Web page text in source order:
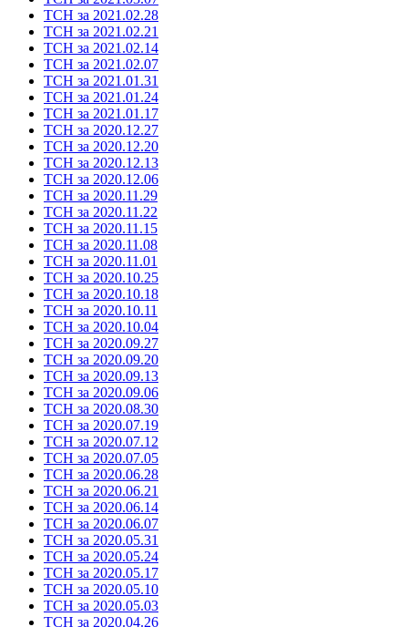
ТСН за 2021.02.28
ТСН за 2021.02.21
ТСН за 2021.02.14
ТСН за 2021.02.07
ТСН за 2021.01.31
ТСН за 2021.01.24
ТСН за 2021.01.17
ТСН за 2020.12.27
ТСН за 2020.12.20
ТСН за 2020.12.13
ТСН за 2020.12.06
ТСН за 2020.11.29
ТСН за 2020.11.22
ТСН за 2020.11.15
ТСН за 2020.11.08
ТСН за 2020.11.01
ТСН за 2020.10.25
ТСН за 2020.10.18
ТСН за 2020.10.11
ТСН за 2020.10.04
ТСН за 2020.09.27
ТСН за 2020.09.20
ТСН за 2020.09.13
ТСН за 2020.09.06
ТСН за 2020.08.30
ТСН за 2020.07.19
ТСН за 2020.07.12
ТСН за 2020.07.05
ТСН за 2020.06.28
ТСН за 2020.06.21
ТСН за 2020.06.14
ТСН за 2020.06.07
ТСН за 2020.05.31
ТСН за 2020.05.24
ТСН за 2020.05.17
ТСН за 2020.05.10
ТСН за 2020.05.03
ТСН за 2020.04.26